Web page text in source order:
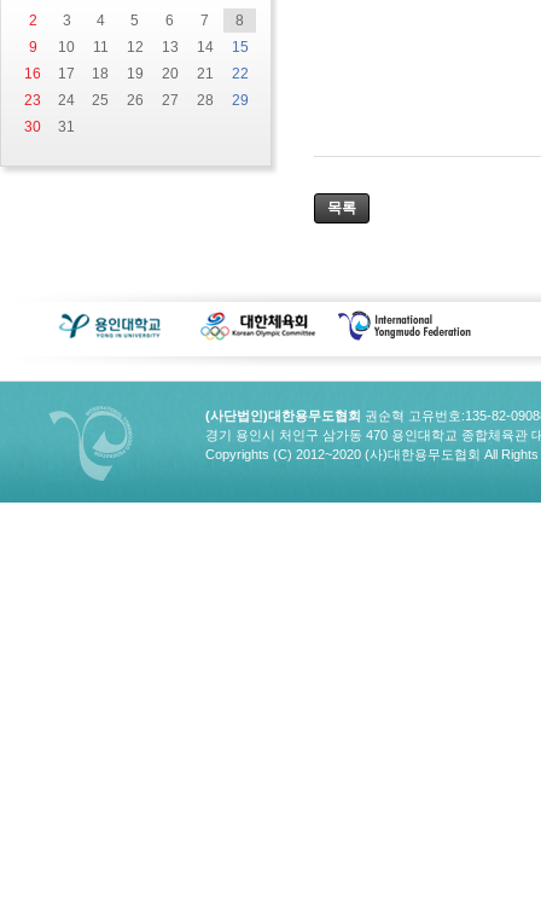
2
3 4 5 6 7
8
9
10 11 12 13 14
15
16
17 18 19 20 21
22
23
24 25 26 27 28
29
30
31
목록
(사단법인)대한용무도협회 권순혁 고유번호:135-82-
경기 용인시 처인구 삼가동 470 용인대학교 종합체육관
Copyrights (C) 2012~2020 (사)대한용무도협회 All